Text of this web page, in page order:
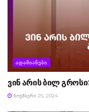
ᲐᲓᲐᲛᲘᲐᲜᲔᲑᲘ
ვინ არის ბილ
ᲜᲝᲔᲛᲑᲔᲠᲘ 25, 2024